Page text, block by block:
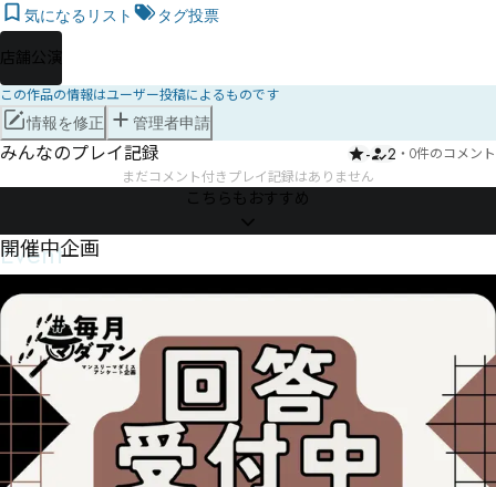
気になるリスト タグ投票
店舗公演
この作品の情報はユーザー投稿によるものです
情報を修正 管理者申請
みんなのプレイ記録 - 2 ・ 0件のコメント
まだコメント付きプレイ記録はありません
こちらもおすすめ
Event
開催中企画